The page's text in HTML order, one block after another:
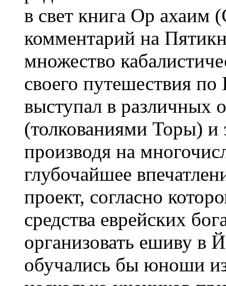
в свет книга Ор ахаим
комментарий на
множество
своего путешествия
выступал в различных
(толкованиями Торы)
производя на
глубочайшее
проект, согласно
средства еврейских
организовать ешиву в
обучались бы юноши